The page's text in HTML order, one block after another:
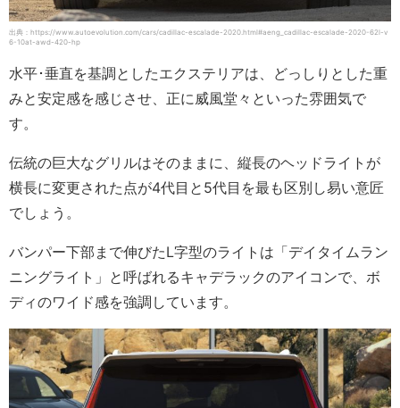
出典：https://www.autoevolution.com/cars/cadillac-escalade-2020.html#aeng_cadillac-escalade-2020-62l-v
6-10at-awd-420-hp
水平･垂直を基調としたエクステリアは、どっしりとした重
みと安定感を感じさせ、正に威風堂々といった雰囲気で
す。
伝統の巨大なグリルはそのままに、縦長のヘッドライトが
横長に変更された点が4代目と5代目を最も区別し易い意匠
でしょう。
バンパー下部まで伸びたL字型のライトは「デイタイムラン
ニングライト」と呼ばれるキャデラックのアイコンで、ボ
ディのワイド感を強調しています。